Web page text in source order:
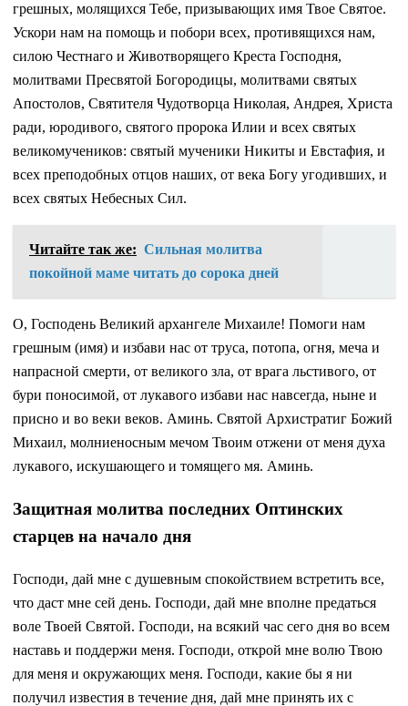
грешных, молящихся Тебе, призывающих имя Твое Святое.
Ускори нам на помощь и побори всех, противящихся нам,
силою Честнаго и Животворящего Креста Господня,
молитвами Пресвятой Богородицы, молитвами святых
Апостолов, Святителя Чудотворца Николая, Андрея, Христа
ради, юродивого, святого пророка Илии и всех святых
великомучеников: святый мученики Никиты и Евстафия, и
всех преподобных отцов наших, от века Богу угодивших, и
всех святых Небесных Сил.
Читайте так же: Сильная молитва
покойной маме читать до сорока дней
О, Господень Великий архангеле Михаиле! Помоги нам
грешным (имя) и избави нас от труса, потопа, огня, меча и
напрасной смерти, от великого зла, от врага льстивого, от
бури поносимой, от лукавого избави нас навсегда, ныне и
присно и во веки веков. Аминь. Святой Архистратиг Божий
Михаил, молниеносным мечом Твоим отжени от меня духа
лукавого, искушающего и томящего мя. Аминь.
Защитная молитва последних Оптинских
старцев на начало дня
Господи, дай мне с душевным спокойствием встретить все,
что даст мне сей день. Господи, дай мне вполне предаться
воле Твоей Святой. Господи, на всякий час сего дня во всем
наставь и поддержи меня. Господи, открой мне волю Твою
для меня и окружающих меня. Господи, какие бы я ни
получил известия в течение дня, дай мне принять их с